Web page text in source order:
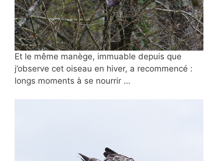
Et le même manège, immuable depuis que
j’observe cet oiseau en hiver, a recommencé :
longs moments à se nourrir …